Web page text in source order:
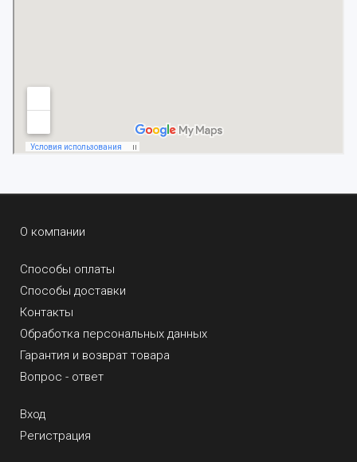
О компании
Способы оплаты
Способы доставки
Контакты
Обработка персональных данных
Гарантия и возврат товара
Вопрос - ответ
Вход
Регистрация